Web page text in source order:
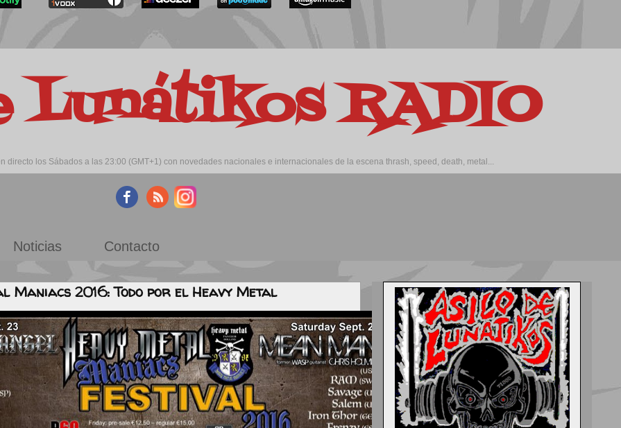
Lunátikos RADIO
directo los Sábados a las 23:00 (GMT+1) con novedades nacionales e internacionales de la escena thrash, speed, death, metal...
Noticias Contacto
Maniacs 2016: Todo por el Heavy Metal